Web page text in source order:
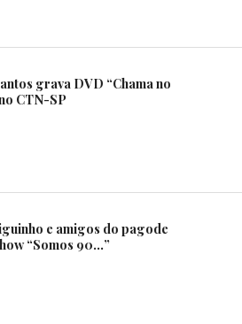
grava DVD “Chama no
CTN-SP
e amigos do pagode
“Somos 90…”